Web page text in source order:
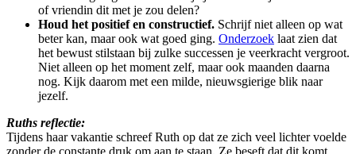
of vriendin dit met je zou delen?
Houd het positief en constructief. Schrijf niet alleen op wat
beter kan, maar ook wat goed ging. Onderzoek laat zien dat
het bewust stilstaan bij zulke successen je veerkracht vergroot.
Niet alleen op het moment zelf, maar ook maanden daarna
nog. Kijk daarom met een milde, nieuwsgierige blik naar
jezelf.
Ruths reflectie:
Tijdens haar vakantie schreef Ruth op dat ze zich veel lichter voelde